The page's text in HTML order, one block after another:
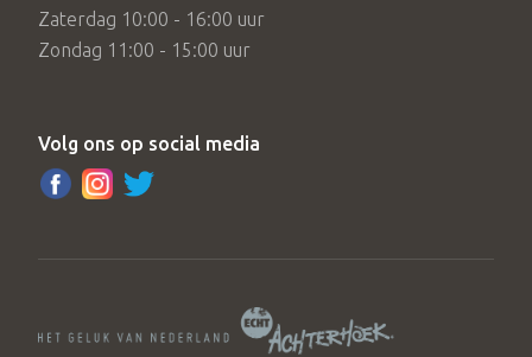
Zaterdag 10:00 - 16:00 uur
Zondag 11:00 - 15:00 uur
Volg ons op social media